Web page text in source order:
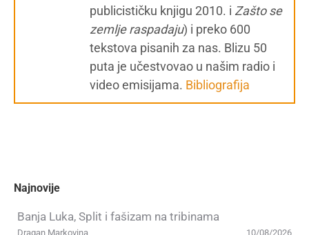
publicističku knjigu 2010. i Zašto se
zemlje raspadaju) i preko 600
tekstova pisanih za nas. Blizu 50
puta je učestvovao u našim radio i
video emisijama. Bibliografija
Najnovije
Banja Luka, Split i fašizam na tribinama
10/08/2026
Dragan Markovina